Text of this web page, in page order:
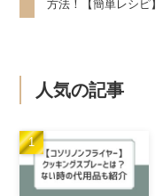
方法！【簡単レシピ】
人気の記事